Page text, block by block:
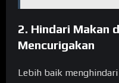
2. Hindari Makan
Mencurigakan
Lebih baik